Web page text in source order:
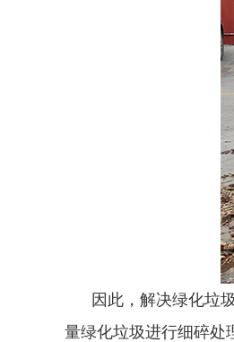
因此，解决绿化垃圾
量绿化垃圾进行细碎处